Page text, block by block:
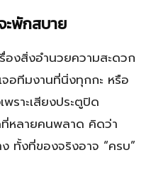
ะพักสบาย
องสิ่งอำนวยความสะดวก
อทีมงานที่นิ่งทุกกะ หรือ
ราะเสียงประตูปิด
หลายคนพลาด คิดว่า
ทั้งที่ของจริงอาจ “ครบ”